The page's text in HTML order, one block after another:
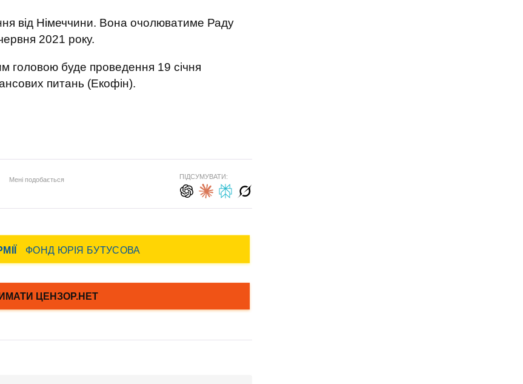
від Німеччини. Вона очолюватиме Раду
2021 року.
головою буде проведення 19 січня
питань (Екофін).
Мені подобається ПІДСУМУВАТИ: